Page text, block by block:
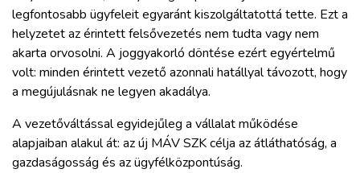
legfontosabb ügyfeleit egyaránt kiszolgáltatottá tette. Ezt a
helyzetet az érintett felsővezetés nem tudta vagy nem
akarta orvosolni. A joggyakorló döntése ezért egyértelmű
volt: minden érintett vezető azonnali hatállyal távozott, hogy
a megújulásnak ne legyen akadálya.
A vezetőváltással egyidejűleg a vállalat működése
alapjaiban alakul át: az új MÁV SZK célja az átláthatóság, a
gazdaságosság és az ügyfélközpontúság.